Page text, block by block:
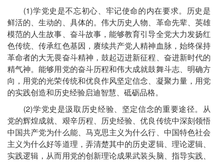
(1)学党史是不忘初心、牢记使命的内在要求。历史是
鲜活的、生动的、具体的。伟大历史人物、革命先辈、英雄
模范的人生故事、奋斗故事，能够教育引导全党大力发扬红
色传统、传承红色基因，赓续共产党人精神血脉，始终保持
革命者的大无畏奋斗精神，鼓起迈进新征程、奋进新时代的
精气神。能够用党的奋斗历程和伟大成就鼓舞斗志、明确方
向，用党的光荣传统和优良作风坚定信念、凝聚力量，用党
的实践创造和历史经验启迪智慧、砥砺品格。
(2)学党史是汲取历史经验、坚定信念的重要途径。从
党的辉煌成就、艰辛历程、历史经验、优良传统中深刻领悟
中国共产党为什么能、马克思主义为什么行、中国特色社会
主义为什么好等道理，弄清楚其中的历史逻辑、理论逻辑、
实践逻辑，从而用党的创新理论成果武装头脑、指导实践、